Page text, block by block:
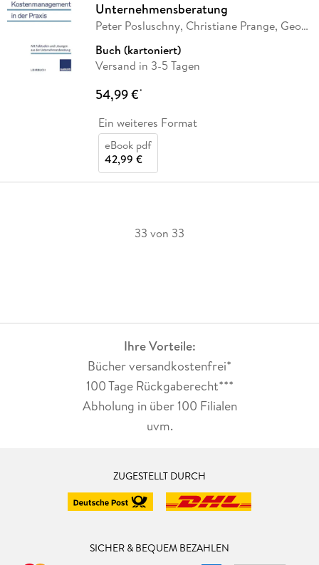
Unternehmensberatung
Peter Posluschny, Christiane Prange, Georg
Buch (kartoniert)
Versand in 3-5 Tagen
54,99 €*
Ein weiteres Format
eBook pdf
42,99 €
33 von 33
Ihre Vorteile:
Bücher versandkostenfrei*
100 Tage Rückgaberecht***
Abholung in über 100 Filialen
uvm.
ZUGESTELLT DURCH
SICHER & BEQUEM BEZAHLEN